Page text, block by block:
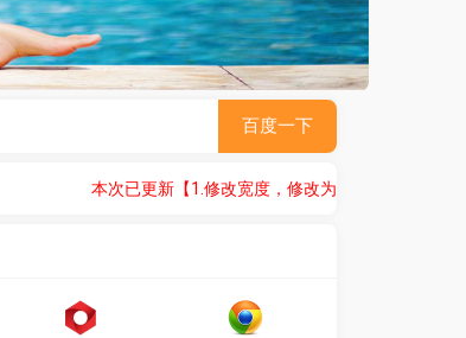
百度一下
本次已更新【1.修改宽度，修改为每行8个链接2.修复